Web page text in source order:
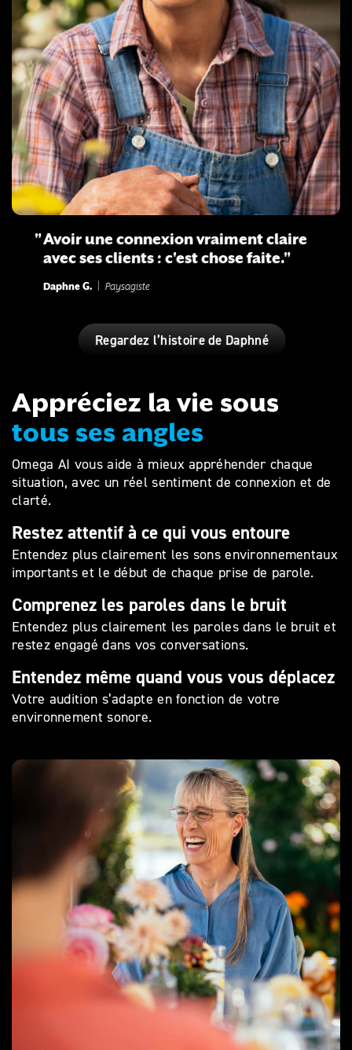
Avoir une connexion vraiment claire
avec ses clients : c'est chose faite.
Daphne G. Paysagiste
Regardez l’histoire de Daphné
Appréciez la vie sous
tous ses angles
Omega AI vous aide à mieux appréhender chaque
situation, avec un réel sentiment de connexion et de
clarté.
Restez attentif à ce qui vous entoure
Entendez plus clairement les sons environnementaux
importants et le début de chaque prise de parole.
Comprenez les paroles dans le bruit
Entendez plus clairement les paroles dans le bruit et
restez engagé dans vos conversations.
Entendez même quand vous vous déplacez
Votre audition s’adapte en fonction de votre
environnement sonore.